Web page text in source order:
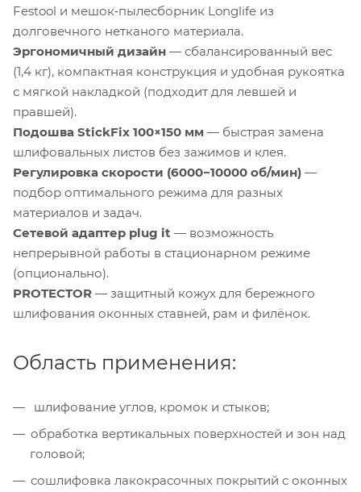
Festool и мешок‑пылесборник Longlife из
долговечного нетканого материала.
Эргономичный дизайн — сбалансированный вес
(1,4 кг), компактная конструкция и удобная рукоятка
с мягкой накладкой (подходит для левшей и
правшей).
Подошва StickFix 100×150 мм — быстрая замена
шлифовальных листов без зажимов и клея.
Регулировка скорости (6000−10000 об/мин) —
подбор оптимального режима для разных
материалов и задач.
Сетевой адаптер plug it — возможность
непрерывной работы в стационарном режиме
(опционально).
PROTECTOR — защитный кожух для бережного
шлифования оконных ставней, рам и филёнок.
Область применения:
шлифование углов, кромок и стыков;
обработка вертикальных поверхностей и зон над
головой;
сошлифовка лакокрасочных покрытий с оконных